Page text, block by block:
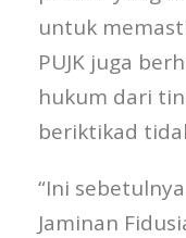
untuk
PUJK juga
hukum dari
beriktikad
“Ini
Jaminan